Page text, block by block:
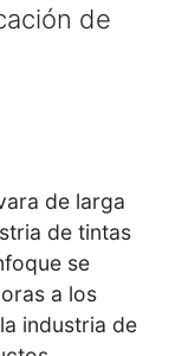
de
de larga
de tintas
se
a los
industria de